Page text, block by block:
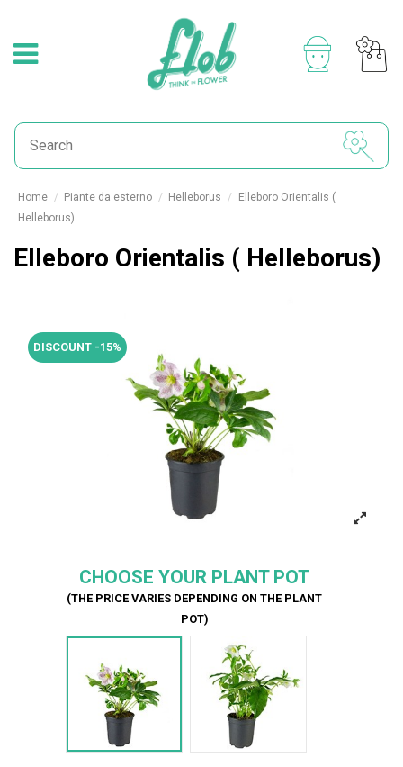
Home Piante da esterno Helleborus
Elleboro Orientalis (
Helleborus)
Elleboro Orientalis ( Helleborus)
DISCOUNT -15%
CHOOSE YOUR PLANT POT
(THE PRICE VARIES DEPENDING ON THE PLANT
POT)
Elleboro bianco